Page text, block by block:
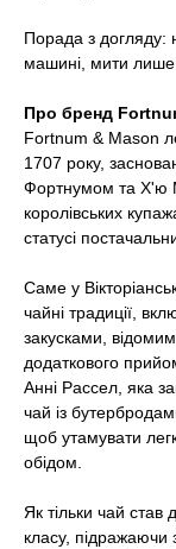
Порада з догляду:
машині, мити лише
Про бренд
Fortnum & Mason
1707 року,
Фортнумом та Х'ю
королівських
статусі
Саме у
чайні традиції,
закусками,
додаткового
Анні Рассел, яка
чай із
щоб утамувати
обідом.
Як тільки чай став
класу, підражаючи